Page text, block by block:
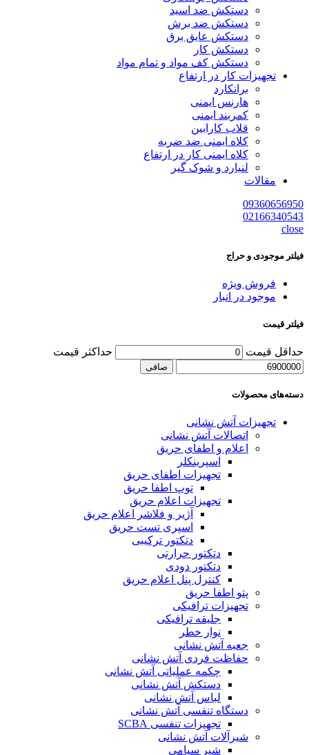
دستکش ضد اسید
دستکش ضد برش
دستکش عایق برق
دستکش کار
دستکش کف مواد و تمام مواد
تجهیزات کار در ارتفاع
برانکارد
هارنس ایمنی
کمربند ایمنی
قلاب کارابین
کلاه ایمنی ضد ضربه
کلاه ایمنی کار در ارتفاع
لنیارد و شوک گیر
مقالات
09360656950
02166340543
close
فیلتر موجودی و حراج
فروش ویژه
موجود در انبار
فیلتر قیمت
حداقل قیمت حداكثر قيمت
صافی
دسته‌های محصولات
تجهیزات آتش نشانی
اتصالات آتش نشانی
اعلام و اطفای حریق
اسپرینکلر
تجهیزات اطفای حریق
توپ اطفا حریق
تجهیزات اعلام حریق
آژیر و فلاشر اعلام حریق
اسپری تست حریق
دتکتور ترکیبی
دتکتور حرارتی
دتکتور دودی
کنترل پنل اعلام حریق
پتو اطفا حریق
تجهیزات ترافیکی
جلیقه ترافیکی
نوار خطر
جعبه آتش نشانی
حفاظت فردی آتش نشانی
چکمه عملیاتی آتش نشانی
دستکش آتش نشانی
لباس آتش نشانی
دستگاه تنفسی آتش نشانی
تجهیزات تنفسی SCBA
شیرآلات آتش نشانی
شیر سیامی